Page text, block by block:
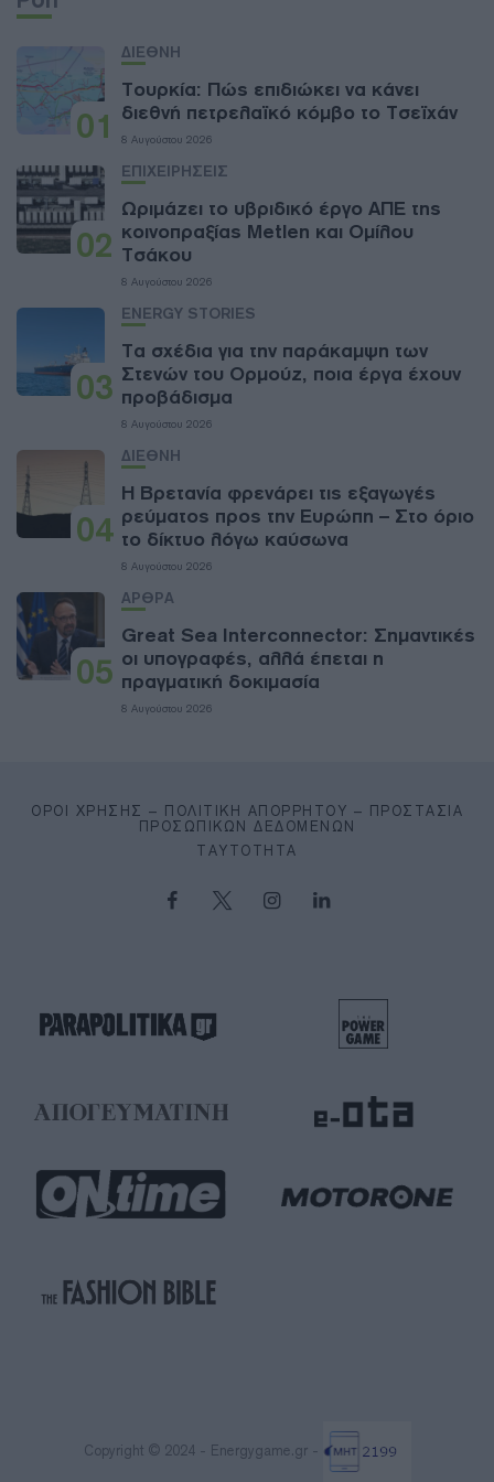
01
ΔΙΕΘΝΗ
Τουρκία: Πώς επιδιώκει να κάνει
διεθνή πετρελαϊκό κόμβο το Τσεϊχάν
8 Αυγούστου 2026
02
ΕΠΙΧΕΙΡΗΣΕΙΣ
Ωριμάζει το υβριδικό έργο ΑΠΕ της
κοινοπραξίας Metlen και Ομίλου
Τσάκου
8 Αυγούστου 2026
03
ENERGY STORIES
Τα σχέδια για την παράκαμψη των
Στενών του Ορμούζ, ποια έργα έχουν
προβάδισμα
8 Αυγούστου 2026
04
ΔΙΕΘΝΗ
Η Βρετανία φρενάρει τις εξαγωγές
ρεύματος προς την Ευρώπη – Στο όριο
το δίκτυο λόγω καύσωνα
8 Αυγούστου 2026
05
ΑΡΘΡΑ
Great Sea Interconnector: Σημαντικές
οι υπογραφές, αλλά έπεται η
πραγματική δοκιμασία
8 Αυγούστου 2026
ΌΡΟΙ ΧΡΉΣΗΣ – ΠΟΛΙΤΙΚΉ ΑΠΟΡΡΉΤΟΥ – ΠΡΟΣΤΑΣΊΑ
ΠΡΟΣΩΠΙΚΏΝ ΔΕΔΟΜΈΝΩΝ
ΤΑΥΤΌΤΗΤΑ
Copyright © 2024 - Energygame.gr -